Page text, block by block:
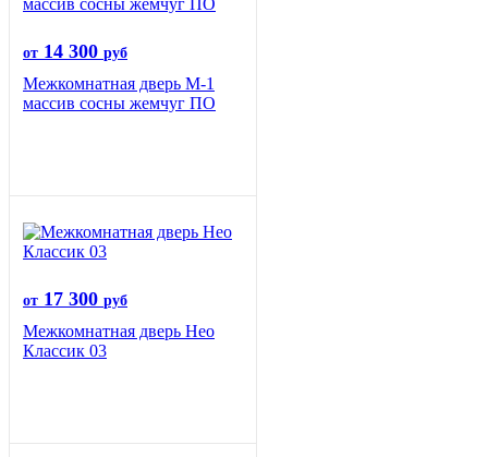
от 14 300 руб
Межкомнатная дверь М-1
массив сосны жемчуг ПО
от 17 300 руб
Межкомнатная дверь Нео
Классик 03